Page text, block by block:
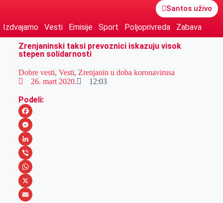
Santos uživo
Izdvajamo Vesti Emisije Sport Poljoprivreda
Zabava
Zrenjaninski taksi prevoznici iskazuju visok
stepen solidarnosti
Dobre vesti, Vesti, Zrenjanin u doba koronavirusa
26. mart 2020.
12:03
Podeli:
F
a
c
e
b
o
M
e
s
s
e
L
i
n
k
V
i
b
W
h
X